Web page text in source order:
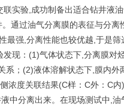
实验,成功制备出适合钻井液
通过油气分离膜的表征与分离
最强,分离性能也较优越,于是
现：(1)气体状态下,分离膜对
系；(2)液体溶解状态下,膜内外
浓度关联结果(C样：C外：C
中分离出来。在现场测试中,